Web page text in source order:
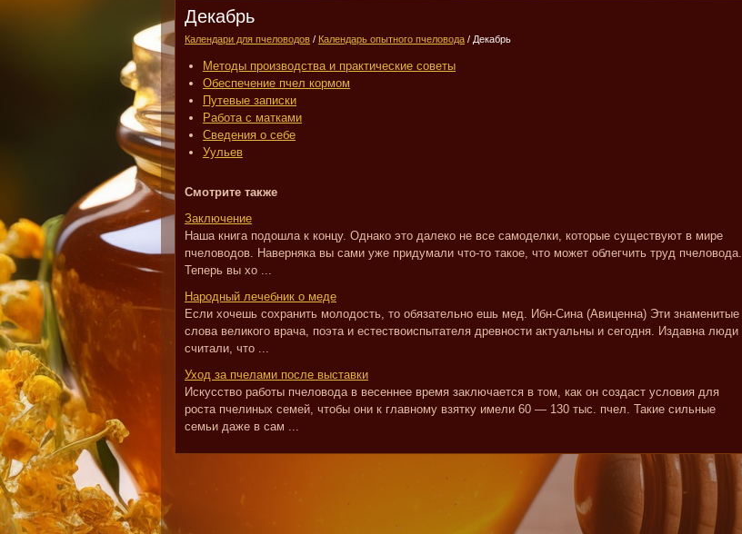
Декабрь
Календари для пчеловодов / Календарь опытного пчеловода / Декабрь
Методы производства и практические советы
Обеспечение пчел кормом
Путевые записки
Работа с матками
Сведения о себе
Уульев
Смотрите также
Заключение
Наша книга подошла к концу. Однако это далеко не все самоделки, которые существуют в мире
пчеловодов. Наверняка вы сами уже придумали что-то такое, что может облегчить труд пчеловода.
Теперь вы хо ...
Народный лечебник о меде
Если хочешь сохранить молодость, то обязательно ешь мед. Ибн-Сина (Авиценна) Эти знаменитые
слова великого врача, поэта и естествоиспытателя древности актуальны и сегодня. Издавна люди
считали, что ...
Уход за пчелами после выставки
Искусство работы пчеловода в весеннее время заключается в том, как он создаст условия для
роста пчелиных семей, чтобы они к главному взятку имели 60 — 130 тыс. пчел. Такие сильные
семьи даже в сам ...